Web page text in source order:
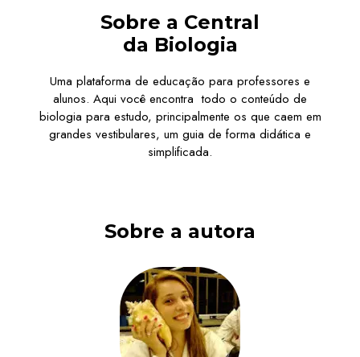
Sobre a Central
da Biologia
Uma plataforma de educação para professores e
alunos. Aqui você encontra todo o conteúdo de
biologia para estudo, principalmente os que caem em
grandes vestibulares, um guia de forma didática e
simplificada.
Sobre a autora